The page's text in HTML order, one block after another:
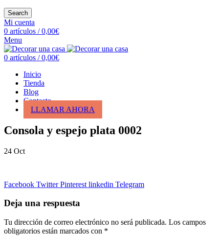
Search
Mi cuenta
0 artículos / 0,00€
Menu
0 artículos / 0,00€
Inicio
Tienda
Blog
Contacto
LLAMAR AHORA
Consola y espejo plata 0002
24 Oct
Facebook Twitter Pinterest linkedin Telegram
Deja una respuesta
Tu dirección de correo electrónico no será publicada. Los campos
obligatorios están marcados con *